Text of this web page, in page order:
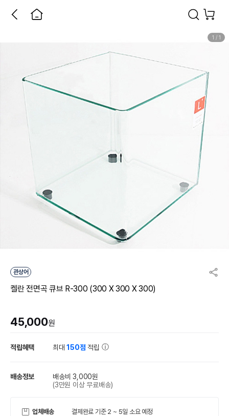
1 / 1
관상어
켈란 전면곡 큐브 R-300 (300 X 300 X 300)
45,000원
적립혜택 최대150점 적립
배송정보
배송비 3,000원
(3만원 이상 무료배송)
업체배송 결제완료 기준 2 ~ 5일 소요 예정